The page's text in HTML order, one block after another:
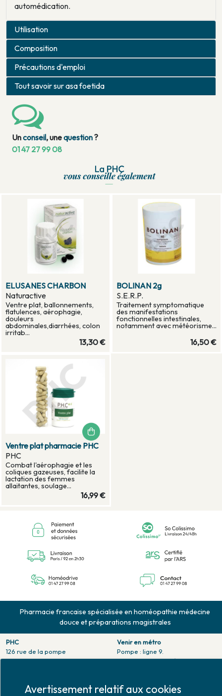
automédication.
Utilisation
Composition
Précautions d'emploi
Tout savoir sur asa foetida
Unconseil, unequestion?
01 47 27 99 08
ELUSANES CHARBON
Naturactive
Ventre plat, ballonnements,
flatulences, aérophagie,
douleurs
abdominales,diarrhées, colon
irritab...
13,30 €
BOLINAN 2g
S.E.R.P.
Traitement symptomatique
des manifestations
fonctionnelles intestinales,
notamment avec météorisme...
16,50 €
Ventre plat pharmacie PHC
PHC
Combat l'aérophagie et les
coliques gazeuses, facilite la
lactation des femmes
allaitantes, soulage...
16,99 €
Pharmacie francaise spécialisée en homéopathie médecine
douce et préparations magistrales
PHC
126 rue de la pompe
75116 PARIS
Venir en métro
Pompe : ligne 9.
Trocadero : ligne 6/9.
Venir en bus
Avertissement relatif aux cookies